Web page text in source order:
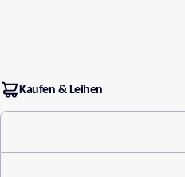
Kaufen & Leihen